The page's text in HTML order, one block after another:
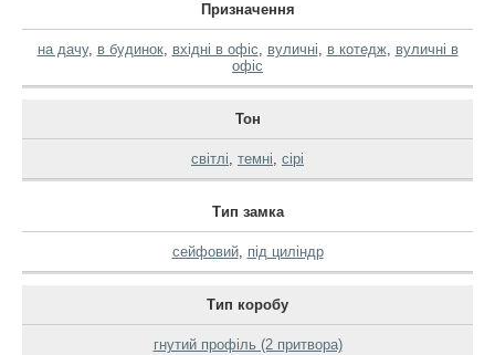
Призначення
на дачу, в будинок, вхідні в офіс, вуличні, в котедж, вуличні в
офіс
Тон
світлі, темні, сірі
Тип замка
сейфовий, під циліндр
Тип коробу
гнутий профіль (2 притвора)